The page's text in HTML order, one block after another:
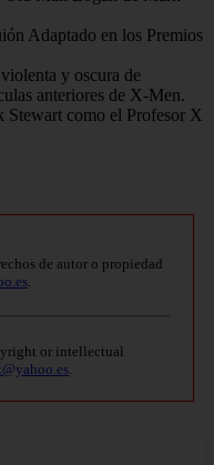
Adaptado en los Premios
y oscura de
anteriores de X-Men.
Stewart como el Profesor X
de autor o propiedad
or intellectual